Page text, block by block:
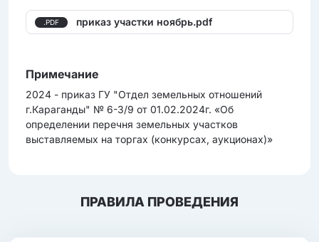
.PDF приказ участки ноябрь.pdf
Примечание
2024 - приказ ГУ "Отдел земельных отношений
г.Караганды" № 6-3/9 от 01.02.2024г. «Об
определении перечня земельных участков
выставляемых на торгах (конкурсах, аукционах)»
ПРАВИЛА ПРОВЕДЕНИЯ